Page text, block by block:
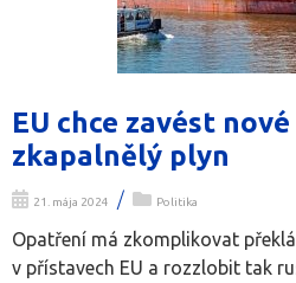
EU chce zavést
zkapalnělý plyn
21. mája 2024 / Politika
Opatření má zkomplikovat
v přístavech EU a rozzlobit tak